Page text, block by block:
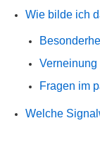
Wie bilde ich
Verneinung
Fragen im
Welche